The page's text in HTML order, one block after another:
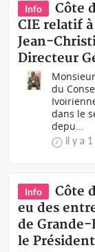
Info
Côte
CIE relatif
Jean-
Directeur
du
dans le
depu...
il y a 1
Info
Côte
eu des
de
le